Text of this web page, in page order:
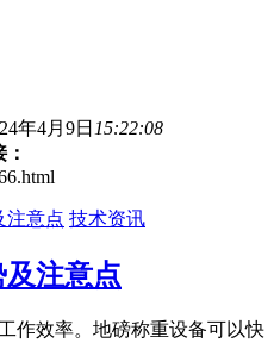
年4月9日 15:22:08
技术资讯
注意点
作效率。地磅称重设备可以快